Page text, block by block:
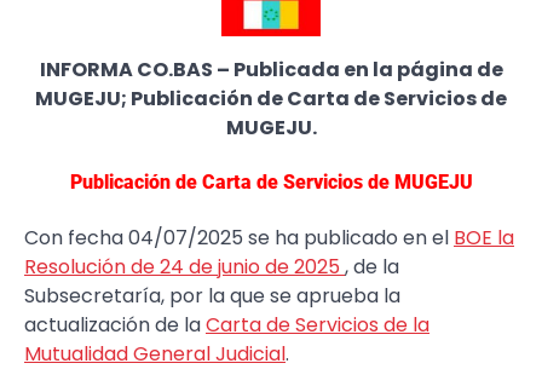
INFORMA CO.BAS – Publicada en la página de
MUGEJU; Publicación de Carta de Servicios de
MUGEJU.
Publicación de Carta de Servicios de MUGEJU
Con fecha 04/07/2025 se ha publicado en el BOE la
Resolución de 24 de junio de 2025 , de la
Subsecretaría, por la que se aprueba la
actualización de laCarta de Servicios de la
Mutualidad General Judicial.